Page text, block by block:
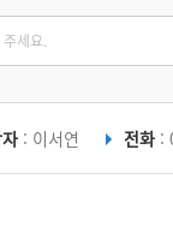
: 이서연 전화 :